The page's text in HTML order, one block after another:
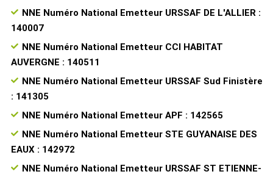
NNE Numéro National Emetteur URSSAF DE L'ALLIER :
140007
NNE Numéro National Emetteur CCI HABITAT
AUVERGNE : 140511
NNE Numéro National Emetteur URSSAF Sud Finistère
: 141305
NNE Numéro National Emetteur APF : 142565
NNE Numéro National Emetteur STE GUYANAISE DES
EAUX : 142972
NNE Numéro National Emetteur URSSAF ST ETIENNE-